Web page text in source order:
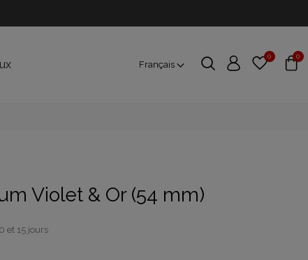
Français
0 0
Violet & Or (54 mm)
et 15 jours